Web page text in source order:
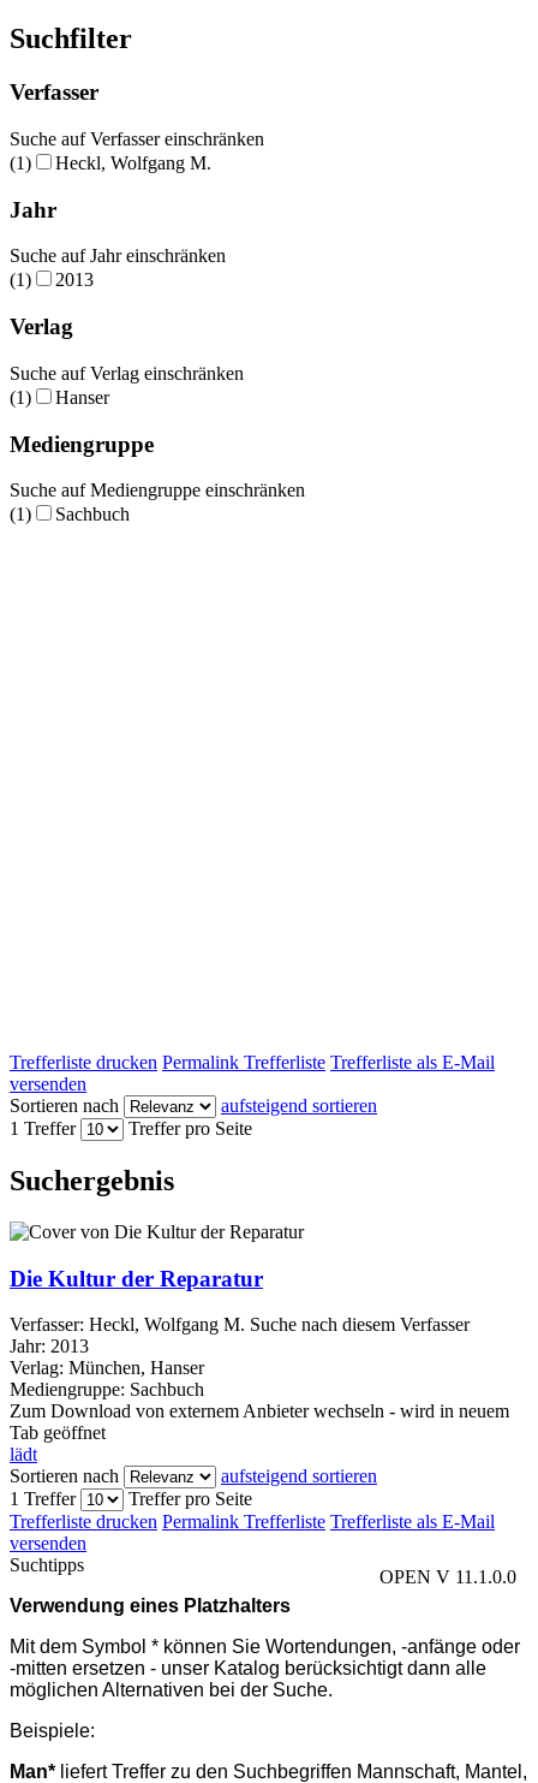
Suchfilter
Verfasser
Suche auf Verfasser einschränken
(1)
Heckl, Wolfgang M.
Jahr
Suche auf Jahr einschränken
(1)
2013
Verlag
Suche auf Verlag einschränken
(1)
Hanser
Mediengruppe
Suche auf Mediengruppe einschränken
(1)
Sachbuch
Trefferliste drucken Permalink Trefferliste Trefferliste als E-Mail
versenden
Sortieren nach
aufsteigend sortieren
1 Treffer
Treffer pro Seite
Suchergebnis
Die Kultur der Reparatur
Verfasser: Heckl, Wolfgang M. Suche nach diesem Verfasser
Jahr: 2013
Verlag: München, Hanser
Mediengruppe: Sachbuch
Zum Download von externem Anbieter wechseln - wird in neuem
Tab geöffnet
lädt
Sortieren nach
aufsteigend sortieren
1 Treffer
Treffer pro Seite
Trefferliste drucken Permalink Trefferliste Trefferliste als E-Mail
versenden
OPEN V 11.1.0.0
Suchtipps
Verwendung eines Platzhalters
Mit dem Symbol * können Sie Wortendungen, -anfänge oder
-mitten ersetzen - unser Katalog berücksichtigt dann alle
möglichen Alternativen bei der Suche.
Beispiele:
Man* liefert Treffer zu den Suchbegriffen Mannschaft, Mantel,